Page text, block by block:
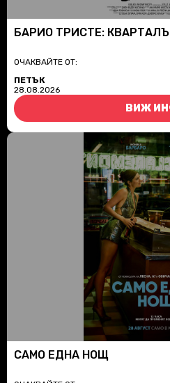
БАРИО ТРИСТЕ:
ОЧАКВАЙТЕ ОТ:
ПЕТЪК
28.08.2026
ВИЖ
САМО ЕДНА НОЩ